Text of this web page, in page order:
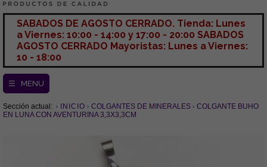
SABADOS DE AGOSTO CERRADO. Tienda: Lunes
a Viernes: 10:00 - 14:00 y 17:00 - 20:00 SABADOS
AGOSTO CERRADO Mayoristas: Lunes a Viernes:
10 - 18:00
☰ MENU
Sección actual: INICIO COLGANTES DE MINERALES
COLGANTE BUHO
EN LUNA CON AVENTURINA 3,3X3,3CM